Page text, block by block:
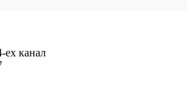
ех канал